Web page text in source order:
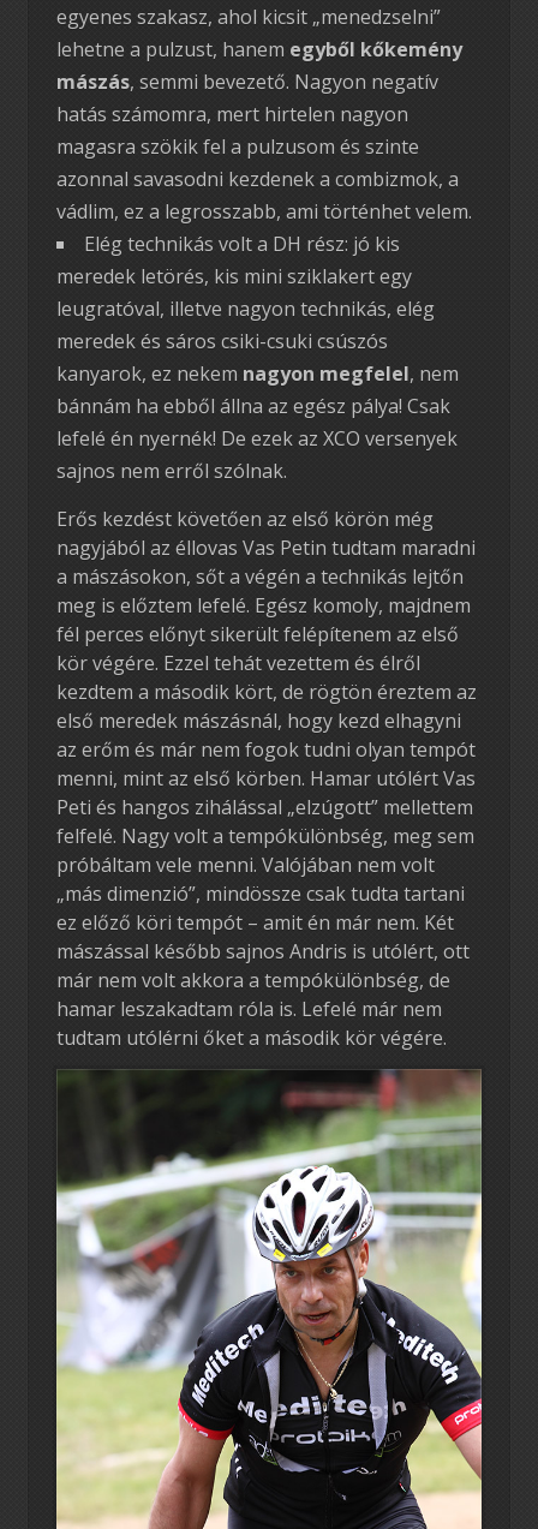
egyenes szakasz, ahol kicsit „menedzselni”
lehetne a pulzust, hanem egyből kőkemény
mászás, semmi bevezető. Nagyon negatív
hatás számomra, mert hirtelen nagyon
magasra szökik fel a pulzusom és szinte
azonnal savasodni kezdenek a combizmok, a
vádlim, ez a legrosszabb, ami történhet velem.
Elég technikás volt a DH rész: jó kis
meredek letörés, kis mini sziklakert egy
leugratóval, illetve nagyon technikás, elég
meredek és sáros csiki-csuki csúszós
kanyarok, ez nekem nagyon megfelel, nem
bánnám ha ebből állna az egész pálya! Csak
lefelé én nyernék! De ezek az XCO versenyek
sajnos nem erről szólnak.
Erős kezdést követően az első körön még
nagyjából az éllovas Vas Petin tudtam maradni
a mászásokon, sőt a végén a technikás lejtőn
meg is előztem lefelé. Egész komoly, majdnem
fél perces előnyt sikerült felépítenem az első
kör végére. Ezzel tehát vezettem és élről
kezdtem a második kört, de rögtön éreztem az
első meredek mászásnál, hogy kezd elhagyni
az erőm és már nem fogok tudni olyan tempót
menni, mint az első körben. Hamar utólért Vas
Peti és hangos zihálással „elzúgott” mellettem
felfelé. Nagy volt a tempókülönbség, meg sem
próbáltam vele menni. Valójában nem volt
„más dimenzió”, mindössze csak tudta tartani
ez előző köri tempót – amit én már nem. Két
mászással később sajnos Andris is utólért, ott
már nem volt akkora a tempókülönbség, de
hamar leszakadtam róla is. Lefelé már nem
tudtam utólérni őket a második kör végére.